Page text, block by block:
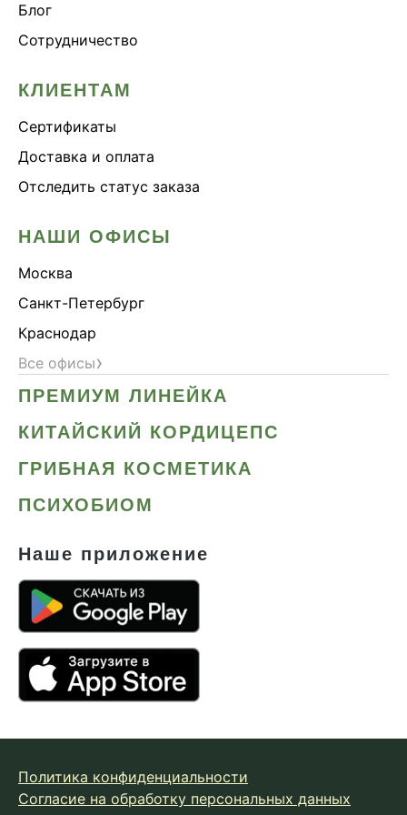
Блог
Сотрудничество
КЛИЕНТАМ
Сертификаты
Доставка и оплата
Отследить статус заказа
НАШИ ОФИСЫ
Москва
Санкт-Петербург
Краснодар
Все офисы›
ПРЕМИУМ ЛИНЕЙКА
КИТАЙСКИЙ КОРДИЦЕПС
ГРИБНАЯ КОСМЕТИКА
ПСИХОБИОМ
Наше приложение
Политика конфиденциальности
Согласие на обработку персональных данных